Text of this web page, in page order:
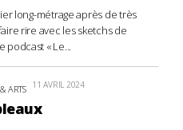
long-métrage après de très
rire avec les sketchs de
podcast « Le...
ARTS 11 AVRIL 2024